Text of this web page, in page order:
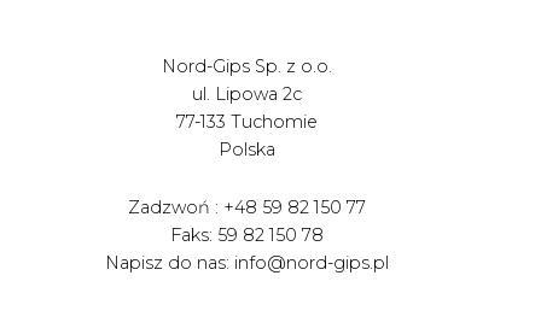
Nord-Gips Sp. z o.o.
ul. Lipowa 2c
77-133 Tuchomie
Polska
Zadzwoń : +48 59 82 150 77
Faks: 59 82 150 78
Napisz do nas: info@nord-gips.pl